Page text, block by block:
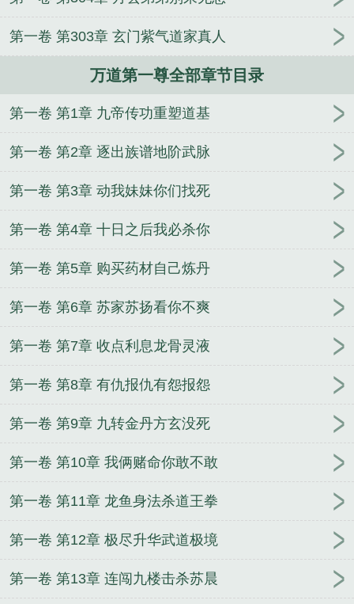
第一卷 第303章 玄门紫气道家真人
万道第一尊全部章节目录
第一卷 第1章 九帝传功重塑道基
第一卷 第2章 逐出族谱地阶武脉
第一卷 第3章 动我妹妹你们找死
第一卷 第4章 十日之后我必杀你
第一卷 第5章 购买药材自己炼丹
第一卷 第6章 苏家苏扬看你不爽
第一卷 第7章 收点利息龙骨灵液
第一卷 第8章 有仇报仇有怨报怨
第一卷 第9章 九转金丹方玄没死
第一卷 第10章 我俩赌命你敢不敢
第一卷 第11章 龙鱼身法杀道王拳
第一卷 第12章 极尽升华武道极境
第一卷 第13章 连闯九楼击杀苏晨